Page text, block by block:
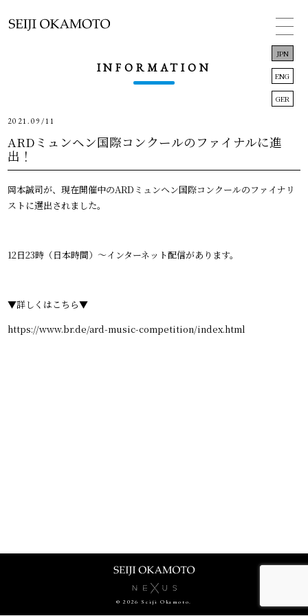
TOP
INFORMATION
CONCERT
DISCOGRAPHY
JPN
ENG
GER
INFORMATION
2021.09/11
ARDミュンヘン国際コンクールのファイナルに進
出！
岡本誠司が、現在開催中のARDミュンヘン国際コンクールのファイナリ
ストに選出されました。
12日23時（日本時間）〜インターネット配信があります。
▼詳しくはこちら▼
https://www.br.de/ard-music-competition/index.html
© 2026 Seiji Okamoto.